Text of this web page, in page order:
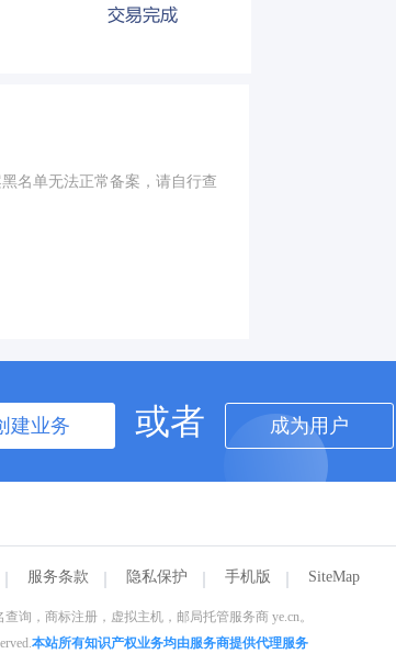
名单无法正常备案，请自行查
建业务 或者 成为用户
服务条款 隐私保护 手机版 SiteMap
询，商标注册，虚拟主机，邮局托管服务商 ye.cn。
本站所有知识产权业务均由服务商提供代理服务